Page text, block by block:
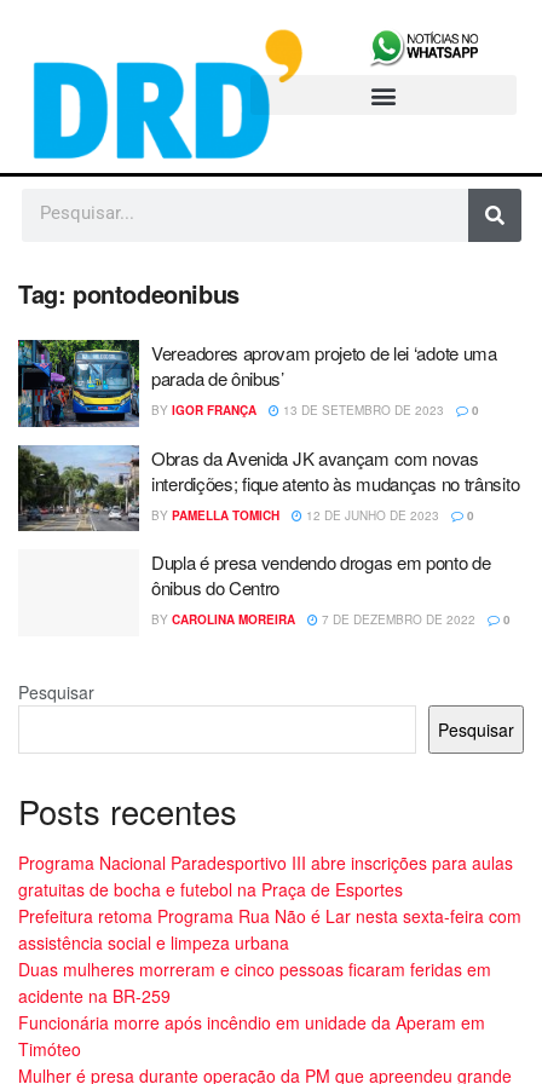
Tag: pontodeonibus
Vereadores aprovam projeto de lei ‘adote uma
parada de ônibus’
BY IGOR FRANÇA 13 DE SETEMBRO DE 2023 0
Obras da Avenida JK avançam com novas
interdições; fique atento às mudanças no trânsito
BY PAMELLA TOMICH 12 DE JUNHO DE 2023 0
Dupla é presa vendendo drogas em ponto de
ônibus do Centro
BY CAROLINA MOREIRA 7 DE DEZEMBRO DE 2022 0
Pesquisar
Pesquisar
Posts recentes
Programa Nacional Paradesportivo III abre inscrições para aulas
gratuitas de bocha e futebol na Praça de Esportes
Prefeitura retoma Programa Rua Não é Lar nesta sexta-feira com
assistência social e limpeza urbana
Duas mulheres morreram e cinco pessoas ficaram feridas em
acidente na BR-259
Funcionária morre após incêndio em unidade da Aperam em
Timóteo
Mulher é presa durante operação da PM que apreendeu grande